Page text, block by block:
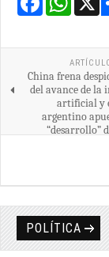
China frena
del avance de la
artificial y
argentino
“desarrollo”
POLÍTICA